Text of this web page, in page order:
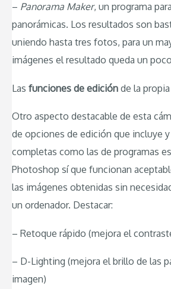
– Panorama Maker, un programa
panorámicas. Los resultados son
uniendo hasta tres fotos, para un
imágenes el resultado queda un
Las funciones de edición de la
Otro aspecto destacable de esta
de opciones de edición que incluye
completas como las de programas
Photoshop sí que funcionan
las imágenes obtenidas sin
un ordenador. Destacar:
– Retoque rápido (mejora el
– D-Lighting (mejora el brillo de las
imagen)